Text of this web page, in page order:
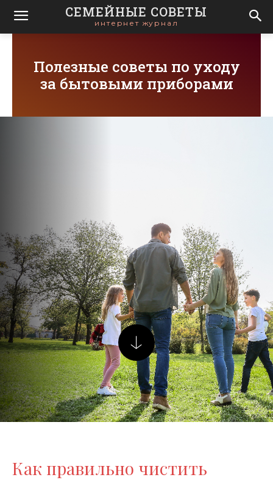
СЕМЕЙНЫЕ СОВЕТЫ
интернет журнал
Полезные советы по уходу
за бытовыми приборами
Как правильно чистить